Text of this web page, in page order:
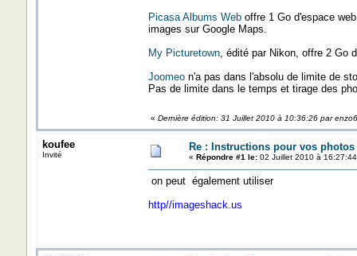
Picasa Albums Weboffre 1 Go d'espace
images sur Google Maps.
My Picturetown, édité par Nikon, offre 2 Go
Joomeon'a pas dans l'absolu de limite de
Pas de limite dans le temps et tirage des
« Dernière édition: 31 Juillet 2010 à 10:36:26 par
koufee
Invité
Re : Instructions pour vos photos
« Répondre #1 le:02 Juillet 2010 à
on peut également utiliser
http//imageshack.us